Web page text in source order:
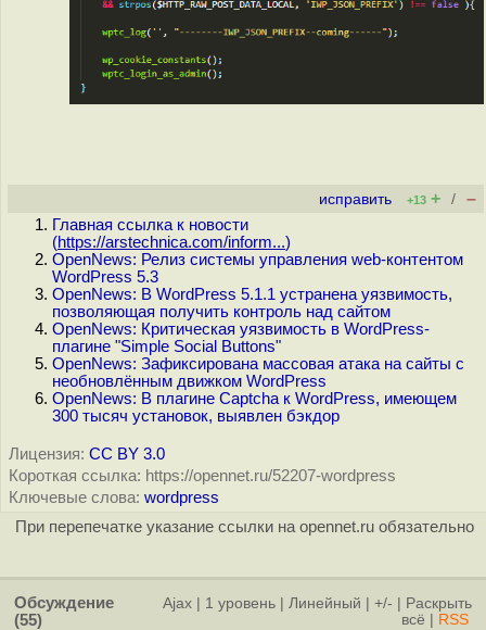
исправить +13 + / –
Главная ссылка к новости
(https://arstechnica.com/inform...)
OpenNews: Релиз системы управления web-контентом
WordPress 5.3
OpenNews: В WordPress 5.1.1 устранена уязвимость,
позволяющая получить контроль над сайтом
OpenNews: Критическая уязвимость в WordPress-
плагине "Simple Social Buttons"
OpenNews: Зафиксирована массовая атака на сайты с
необновлённым движком WordPress
OpenNews: В плагине Captcha к WordPress, имеющем
300 тысяч установок, выявлен бэкдор
Лицензия: CC BY 3.0
Короткая ссылка: https://opennet.ru/52207-wordpress
Ключевые слова: wordpress
При перепечатке указание ссылки на opennet.ru обязательно
Обсуждение
(55)
Ajax 1 уровень Линейный +/-
Раскрыть
всё
RSS